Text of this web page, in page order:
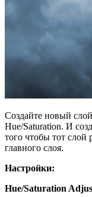
Создайте новый
Hue/Saturation. И
того чтобы тот слой
главного слоя.
Настройки:
Hue/Saturation